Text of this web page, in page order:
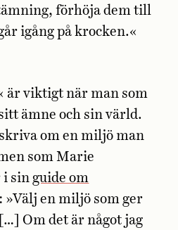
förhöja dem till
igång på krocken.«
är viktigt när man som
ämne och sin värld.
om en miljö man
som Marie
i singuide om
: »Välj en miljö som ger
Om det är något jag